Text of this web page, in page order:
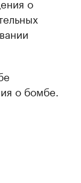
о бомбе.